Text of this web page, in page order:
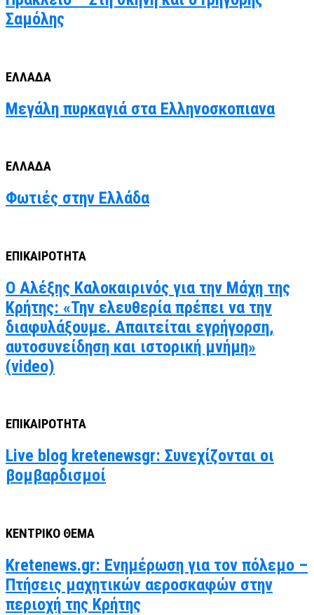
Σαμόλης
ΕΛΛΑΔΑ
Μεγάλη πυρκαγιά στα Ελληνοσκοπιανα
ΕΛΛΑΔΑ
Φωτιές στην Ελλάδα
ΕΠΙΚΑΙΡΟΤΗΤΑ
Ο Αλέξης Καλοκαιρινός για την Μάχη της
Κρήτης: «Την ελευθερία πρέπει να την
διαφυλάξουμε. Απαιτείται εγρήγορση,
αυτοσυνείδηση και ιστορική μνήμη»
(video)
ΕΠΙΚΑΙΡΟΤΗΤΑ
Live blog kretenewsgr: Συνεχίζονται οι
βομβαρδισμοί
ΚΕΝΤΡΙΚΟ ΘΕΜΑ
Kretenews.gr: Ενημέρωση για τον πόλεμο –
Πτήσεις μαχητικών αεροσκαφών στην
περιοχή της Κρήτης